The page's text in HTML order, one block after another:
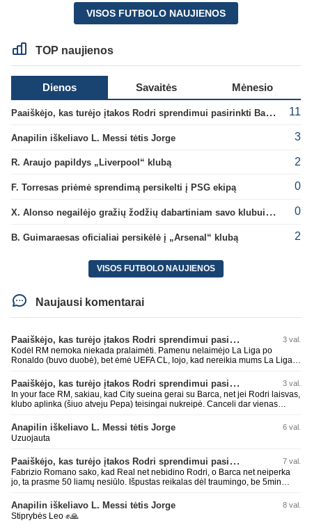
VISOS FUTBOLO NAUJIENOS
TOP naujienos
Dienos Savaitės Mėnesio
Paaiškėjo, kas turėjo įtakos Rodri sprendimui pasirinkti Barselonos pusę 11
Anapilin iškeliavo L. Messi tėtis Jorge 3
R. Araujo papildys „Liverpool“ klubą 2
F. Torresas priėmė sprendimą persikelti į PSG ekipą 0
X. Alonso negailėjo gražių žodžių dabartiniam savo klubui „Chelsea“ 0
B. Guimaraesas oficialiai persikėlė į „Arsenal“ klubą 2
VISOS FUTBOLO NAUJIENOS
Naujausi komentarai
Paaiškėjo, kas turėjo įtakos Rodri sprendimui pasirinkti Barselonos pusę 3 val.
Kodėl RM nemoka niekada pralaimėti. Pamenu nelaimėjo La Liga po
Ronaldo (buvo duobė), bet ėmė UEFA CL, lojo, kad nereikia mums La Liga,
laimėti La Liga. Dabar vėl gavo nuo Barcos ir Rodri ateina ne pas juos, vėl
nereikia mums jo, senas ir t.t. Gal davai vyriškai priimkit tuos pralaimėjimus
be kvailų nereikia, nenorim ir t.t.
Paaiškėjo, kas turėjo įtakos Rodri sprendimui pasirinkti Barselonos pusę 3 val.
In your face RM, sakiau, kad City sueina gerai su Barca, net jei Rodri laisvas,
klubo aplinka (šiuo atveju Pepa) teisingai nukreipė. Canceli dar vienas
Super
Anapilin iškeliavo L. Messi tėtis Jorge 6 val.
Uzuojauta
Paaiškėjo, kas turėjo įtakos Rodri sprendimui pasirinkti Barselonos pusę 7 val.
Fabrizio Romano sako, kad Real net nebidino Rodri, o Barca net neiperka
jo, ta prasme 50 liamų nesiūlo. Išpustas reikalas dėl traumingo, be 5min
Anapilin iškeliavo L. Messi tėtis Jorge 8 val.
Stiprybės Leo ✊🙏